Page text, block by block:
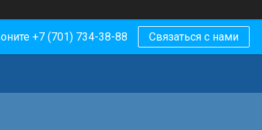
+7 (701) 734-38-88 Связаться с нами